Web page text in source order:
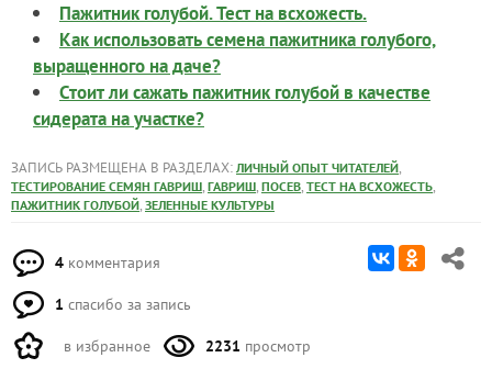
Пажитник голубой. Тест на всхожесть.
Как использовать семена пажитника голубого,
выращенного на даче?
Стоит ли сажать пажитник голубой в качестве
сидерата на участке?
ЗАПИСЬ РАЗМЕЩЕНА В РАЗДЕЛАХ: ЛИЧНЫЙ ОПЫТ ЧИТАТЕЛЕЙ,
ТЕСТИРОВАНИЕ СЕМЯН ГАВРИШ, ГАВРИШ, ПОСЕВ, ТЕСТ НА ВСХОЖЕСТЬ,
ПАЖИТНИК ГОЛУБОЙ, ЗЕЛЕННЫЕ КУЛЬТУРЫ
4 комментария
1 спасибо за запись
в избранное 2231 просмотр